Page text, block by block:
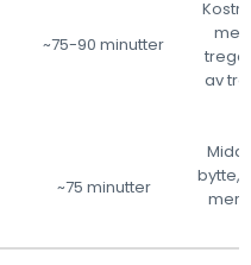
~75-90 minutter
av
~75 minutter
bytte,
mer